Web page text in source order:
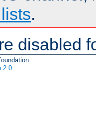
.
disabled
2.0.